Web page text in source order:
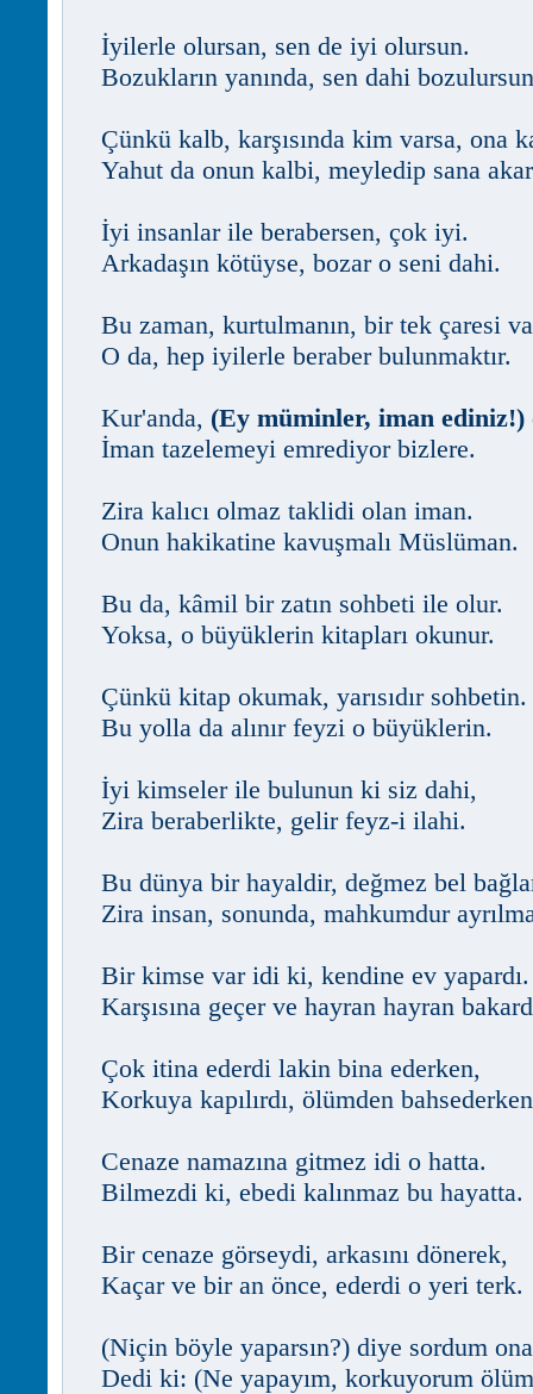
İyilerle olursan, sen de iyi olursun.
Bozukların yanında, sen dahi
Çünkü kalb, karşısında kim varsa, ona
Yahut da onun kalbi, meyledip sana
İyi insanlar ile berabersen, çok iyi.
Arkadaşın kötüyse, bozar o seni dahi.
Bu zaman, kurtulmanın, bir tek çaresi
O da, hep iyilerle beraber bulunmaktır.
Kur'anda, (Ey müminler, iman ediniz!)
İman tazelemeyi emrediyor bizlere.
Zira kalıcı olmaz taklidi olan iman.
Onun hakikatine kavuşmalı Müslüman.
Bu da, kâmil bir zatın sohbeti ile olur.
Yoksa, o büyüklerin kitapları okunur.
Çünkü kitap okumak, yarısıdır sohbetin.
Bu yolla da alınır feyzi o büyüklerin.
İyi kimseler ile bulunun ki siz dahi,
Zira beraberlikte, gelir feyz-i ilahi.
Bu dünya bir hayaldir, değmez bel
Zira insan, sonunda, mahkumdur
Bir kimse var idi ki, kendine ev yapardı.
Karşısına geçer ve hayran hayran
Çok itina ederdi lakin bina ederken,
Korkuya kapılırdı, ölümden
Cenaze namazına gitmez idi o hatta.
Bilmezdi ki, ebedi kalınmaz bu hayatta.
Bir cenaze görseydi, arkasını dönerek,
Kaçar ve bir an önce, ederdi o yeri terk.
(Niçin böyle yaparsın?) diye sordum
Dedi ki: (Ne yapayım, korkuyorum